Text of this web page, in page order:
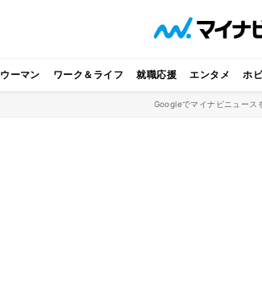
ウーマン ワーク＆ライフ 就職応援 エンタメ ホ
Googleでマイナビニュース